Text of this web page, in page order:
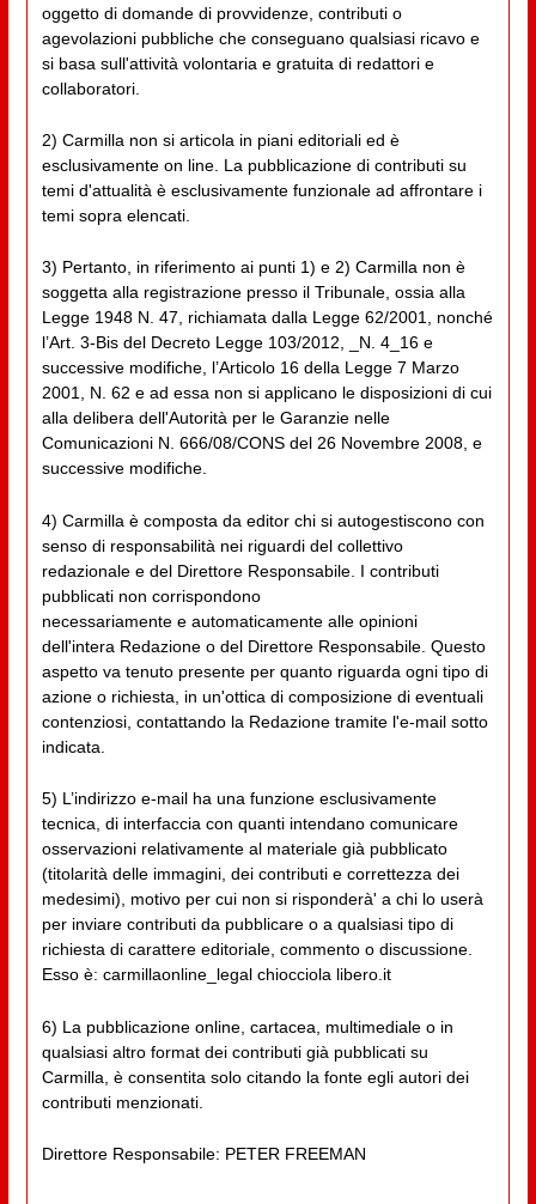
oggetto di domande di provvidenze, contributi o
agevolazioni pubbliche che conseguano qualsiasi ricavo e
si basa sull'attività volontaria e gratuita di redattori e
collaboratori.
2) Carmilla non si articola in piani editoriali ed è
esclusivamente on line. La pubblicazione di contributi su
temi d'attualità è esclusivamente funzionale ad affrontare i
temi sopra elencati.
3) Pertanto, in riferimento ai punti 1) e 2) Carmilla non è
soggetta alla registrazione presso il Tribunale, ossia alla
Legge 1948 N. 47, richiamata dalla Legge 62/2001, nonché
l’Art. 3-Bis del Decreto Legge 103/2012, _N. 4_16 e
successive modifiche, l’Articolo 16 della Legge 7 Marzo
2001, N. 62 e ad essa non si applicano le disposizioni di cui
alla delibera dell'Autorità per le Garanzie nelle
Comunicazioni N. 666/08/CONS del 26 Novembre 2008, e
successive modifiche.
4) Carmilla è composta da editor chi si autogestiscono con
senso di responsabilità nei riguardi del collettivo
redazionale e del Direttore Responsabile. I contributi
pubblicati non corrispondono
necessariamente e automaticamente alle opinioni
dell'intera Redazione o del Direttore Responsabile. Questo
aspetto va tenuto presente per quanto riguarda ogni tipo di
azione o richiesta, in un'ottica di composizione di eventuali
contenziosi, contattando la Redazione tramite l'e-mail sotto
indicata.
5) L’indirizzo e-mail ha una funzione esclusivamente
tecnica, di interfaccia con quanti intendano comunicare
osservazioni relativamente al materiale già pubblicato
(titolarità delle immagini, dei contributi e correttezza dei
medesimi), motivo per cui non si risponderà' a chi lo userà
per inviare contributi da pubblicare o a qualsiasi tipo di
richiesta di carattere editoriale, commento o discussione.
Esso è: carmillaonline_legal chiocciola libero.it
6) La pubblicazione online, cartacea, multimediale o in
qualsiasi altro format dei contributi già pubblicati su
Carmilla, è consentita solo citando la fonte egli autori dei
contributi menzionati.
Direttore Responsabile: PETER FREEMAN